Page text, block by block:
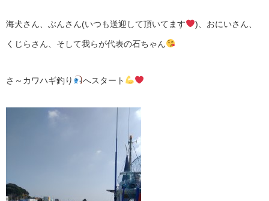
海犬さん、ぶんさん(いつも送迎して頂いてます )、おにいさん、
くじらさん、そして我らが代表の石ちゃん
さ～カワハギ釣り へスタート